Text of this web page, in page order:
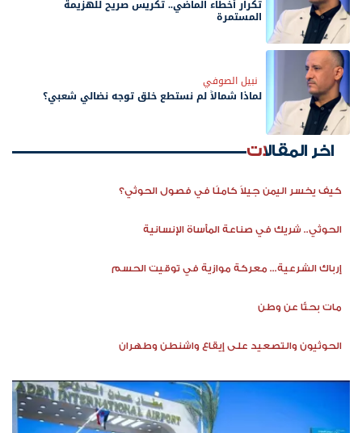
تكرار أخطاء الماضي.. تكريس صريح للهزيمة
المستمرة
نبيل الصوفي
لماذا شمالاً لم نستطع خلق توجه نضالي شعبي؟
اخر المقالات
كيف يخسر اليمن جيلاً كاملًا في فصول الحوثي؟
الحوثي.. شريك في صناعة المأساة الإنسانية
إرباك الشرعية... معركة موازية في توقيت الحسم
مات بحثًا عن وطن
الحوثيون والتصعيد على إيقاع واشنطن وطهران